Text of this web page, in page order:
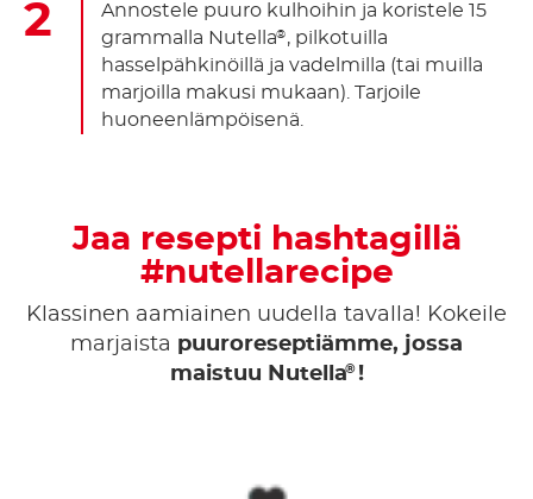
Annostele puuro kulhoihin ja koristele 15
grammalla Nutella® , pilkotuilla
hasselpähkinöillä ja vadelmilla (tai muilla
marjoilla makusi mukaan). Tarjoile
huoneenlämpöisenä.
Jaa resepti hashtagillä
#nutellarecipe
Klassinen aamiainen uudella tavalla! Kokeile
marjaista puuroreseptiämme, jossa
maistuu Nutella® !